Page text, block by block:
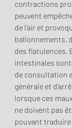
contractions
peuvent
de l’air et
ballonnements,
des flatulences.
intestinales
de consultation
générale et
lorsque ces
ne doivent pas
pouvant